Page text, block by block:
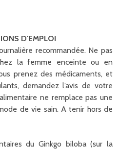
D'EMPLOI
recommandée. Ne pas
la femme enceinte ou en
prenez des médicaments, et
demandez l’avis de votre
ne remplace pas une
de vie sain. A tenir hors de
du Ginkgo biloba (sur la